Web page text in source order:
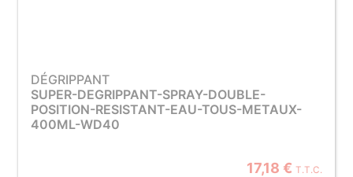
DÉGRIPPANT
SUPER-DEGRIPPANT-SPRAY-DOUBLE-
POSITION-RESISTANT-EAU-TOUS-METAUX-
400ML-WD40
17,18 € T.T.C.